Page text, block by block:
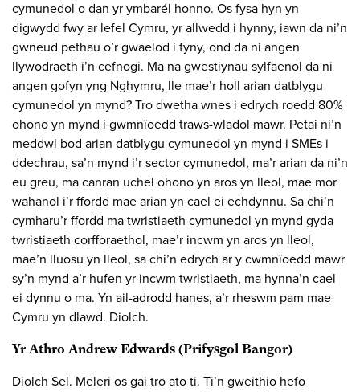
cymunedol o dan yr ymbarél honno. Os fysa hyn yn
digwydd fwy ar lefel Cymru, yr allwedd i hynny, iawn da ni’n
gwneud pethau o’r gwaelod i fyny, ond da ni angen
llywodraeth i’n cefnogi. Ma na gwestiynau sylfaenol da ni
angen gofyn yng Nghymru, lle mae’r holl arian datblygu
cymunedol yn mynd? Tro dwetha wnes i edrych roedd 80%
ohono yn mynd i gwmnïoedd traws-wladol mawr. Petai ni’n
meddwl bod arian datblygu cymunedol yn mynd i SMEs i
ddechrau, sa’n mynd i’r sector cymunedol, ma’r arian da ni’n
eu greu, ma canran uchel ohono yn aros yn lleol, mae mor
wahanol i’r ffordd mae arian yn cael ei echdynnu. Sa chi’n
cymharu’r ffordd ma twristiaeth cymunedol yn mynd gyda
twristiaeth corfforaethol, mae’r incwm yn aros yn lleol,
mae’n lluosu yn lleol, sa chi’n edrych ar y cwmnïoedd mawr
sy’n mynd a’r hufen yr incwm twristiaeth, ma hynna’n cael
ei dynnu o ma. Yn ail-adrodd hanes, a’r rheswm pam mae
Cymru yn dlawd. Diolch.
Yr Athro Andrew Edwards (Prifysgol Bangor)
Diolch Sel. Meleri os gai tro ato ti. Ti’n gweithio hefo